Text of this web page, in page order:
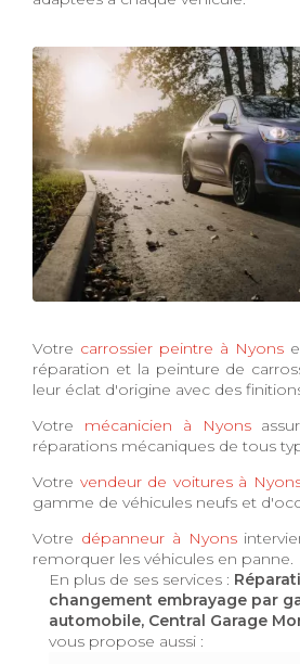
Votre carrossier peintre à Nyons
réparation et la peinture de
leur éclat d'origine avec des
Votre mécanicien à Nyons
réparations mécaniques de tous
Votre vendeur de voitures à
gamme de véhicules neufs et
Votre dépanneur à Nyons
remorquer les véhicules en panne.
En plus de ses services :
changement embrayage par
automobile, Central Garage
vous propose aussi :